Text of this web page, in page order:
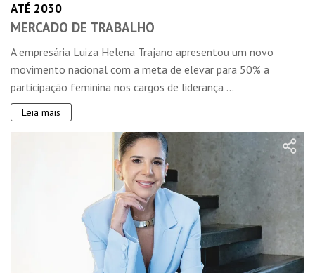
ATÉ 2030
MERCADO DE TRABALHO
A empresária Luiza Helena Trajano apresentou um novo
movimento nacional com a meta de elevar para 50% a
participação feminina nos cargos de liderança ...
Leia mais